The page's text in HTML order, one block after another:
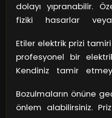
dolayı yıpranabilir.
fiziki hasarlar
kaybetmesine
kullandığımız elektrikli
prizler üzerindeki yük
kısa devre veya
Kulağa korkutucu
Etiler elektrik prizi
profesyonel bir
Kendiniz tamir
olabilir. Elektrik işlerinin
unutmamalısınız.
Bozulmaların önüne
önlem alabilirsiniz.